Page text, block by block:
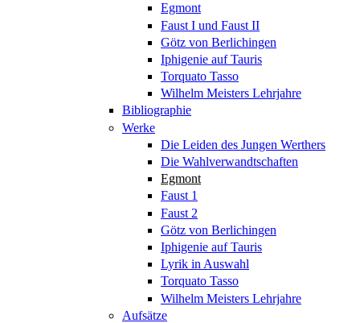
Egmont
Faust I und Faust II
Götz von Berlichingen
Iphigenie auf Tauris
Torquato Tasso
Wilhelm Meisters Lehrjahre
Bibliographie
Werke
Die Leiden des Jungen Werthers
Die Wahlverwandtschaften
Egmont
Faust 1
Faust 2
Götz von Berlichingen
Iphigenie auf Tauris
Lyrik in Auswahl
Torquato Tasso
Wilhelm Meisters Lehrjahre
Aufsätze